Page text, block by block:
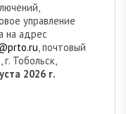
управление
на адрес
, почтовый
Тобольск,
2026 г.